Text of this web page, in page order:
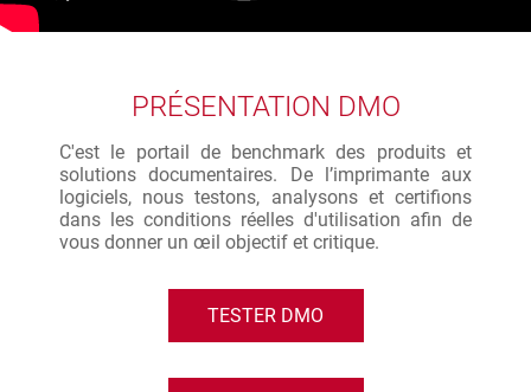
PRÉSENTATION DMO
C'est le portail de benchmark des produits et
solutions documentaires. De l’imprimante aux
logiciels, nous testons, analysons et certifions
dans les conditions réelles d'utilisation afin de
vous donner un œil objectif et critique.
TESTER DMO